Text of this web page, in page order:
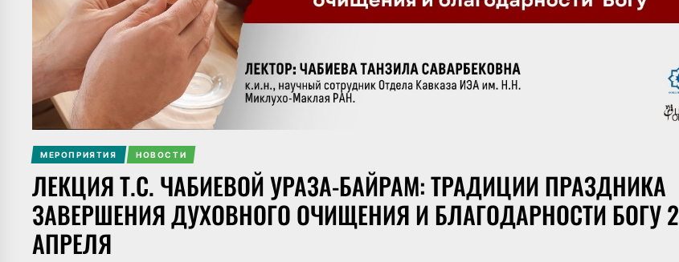
МЕРОПРИЯТИЯ НОВОСТИ
ЛЕКЦИЯ Т.С. ЧАБИЕВОЙ УРАЗА-БАЙРАМ: ТРАДИЦИИ ПРАЗДНИКА
ЗАВЕРШЕНИЯ ДУХОВНОГО ОЧИЩЕНИЯ И БЛАГОДАРНОСТИ БОГУ 2
АПРЕЛЯ